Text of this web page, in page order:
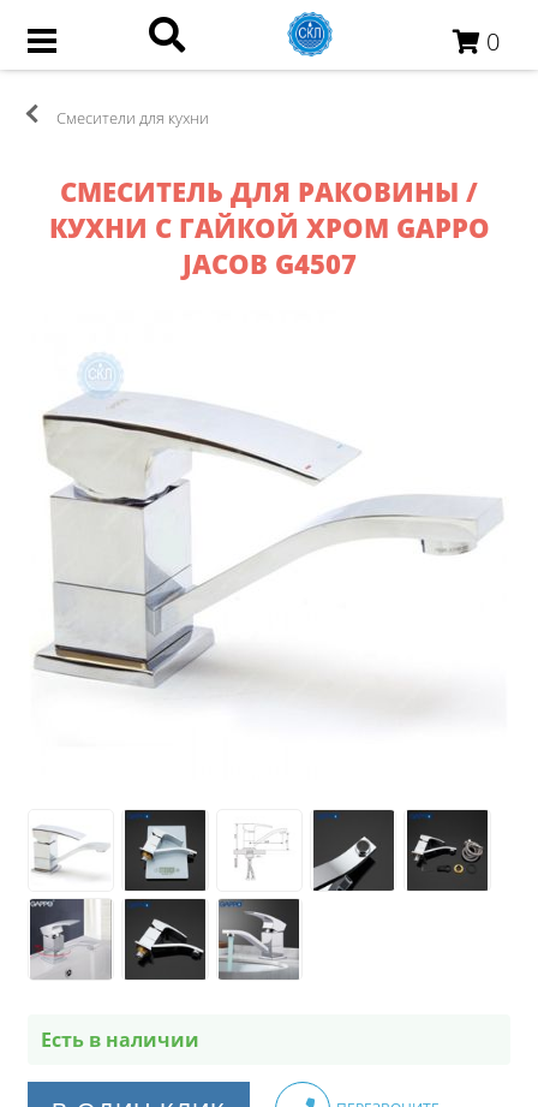
0
Смесители для кухни
СМЕСИТЕЛЬ ДЛЯ РАКОВИНЫ /
КУХНИ С ГАЙКОЙ ХРОМ GAPPO
JACOB G4507
Есть в наличии